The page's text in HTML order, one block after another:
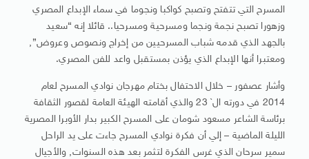
المسرح التي تتفتح وتصبح كواكبا ونجوما في سماء الإبداع المصري
وزهورا تصبح نجمة ونجما ومسرحية ومسرحيا.. قائلا إنه “سعيد
بالجهد الذي قدمه شباب المسرحيين من إخراج ونصوص وعروض”,
ومعتبرا أنها الإبداع الذي يؤذن بمستقبل واعد للفن المصري.
وأشار عصفور – خلال الاحتفال بختام مهرجان نوادي المسرح لعام
2014 في دورته ال` 23 والذي أقامته الهيئة العامة لقصور الثقافة
برئاسة الشاعر مسعود شومان على المسرح الكبير بدار الأوبرا المصرية
الليلة الماضية – إلي أن فكرة نوادي المسرح جاءت على يد الراحل
سمير سرحان الذي غرس الفكرة لتثمر بعد هذه السنوات, والأجيال